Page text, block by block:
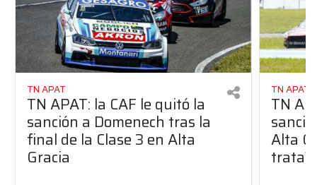
TN APAT
TN APAT: la CAF le quitó la
sanción a Domenech tras la
final de la Clase 3 en Alta
Gracia
TN APAT
TN
Alta
trata?